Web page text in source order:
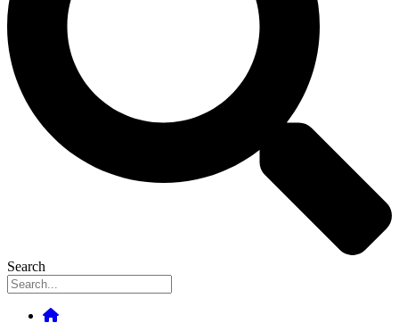
Search